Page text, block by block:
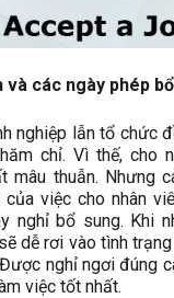
và các ngày phép
nghiệp lẫn tổ chức
chỉ. Vì thế, cho
mâu thuẫn. Nhưng
việc cho nhân
nghỉ bổ sung. Khi
dễ rơi vào tình
nghỉ ngơi đúng
việc tốt nhất.